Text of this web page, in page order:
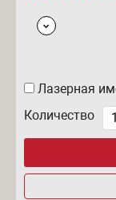
Лазерная
Количество